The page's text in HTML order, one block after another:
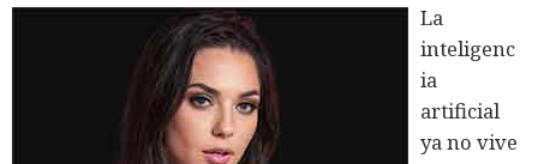
La
inteligenc
ia
artificial
ya no vive